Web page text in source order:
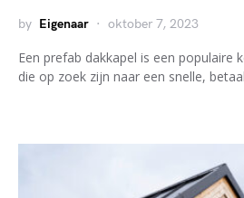
by Eigenaar oktober 7, 2023
Een prefab dakkapel is een populaire
die op zoek zijn naar een snelle,